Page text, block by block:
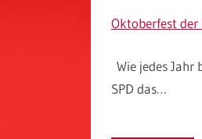
Oktoberfest der
Wie jedes
SPD das…